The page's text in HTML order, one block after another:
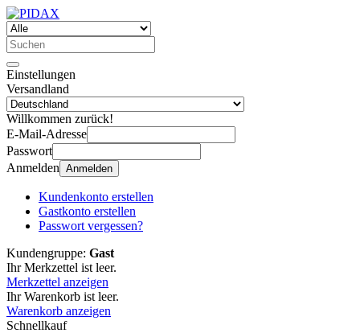
Einstellungen
Versandland
Willkommen zurück!
E-Mail-Adresse
Passwort
Anmelden Anmelden
Kundenkonto erstellen
Gastkonto erstellen
Passwort vergessen?
Kundengruppe: Gast
Ihr Merkzettel ist leer.
Merkzettel anzeigen
Ihr Warenkorb ist leer.
Warenkorb anzeigen
Schnellkauf